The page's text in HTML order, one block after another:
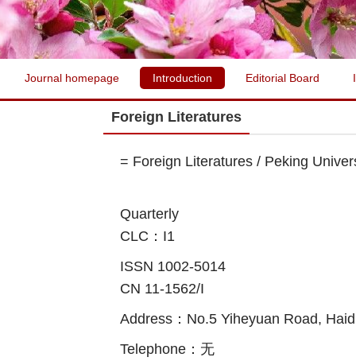
Journal homepage Introduction Editorial Board
Foreign Literatures
= Foreign Literatures / Peking
Quarterly
CLC：I1
ISSN 1002-5014
CN 11-1562/I
Address：No.5 Yiheyuan Road,
Telephone：无